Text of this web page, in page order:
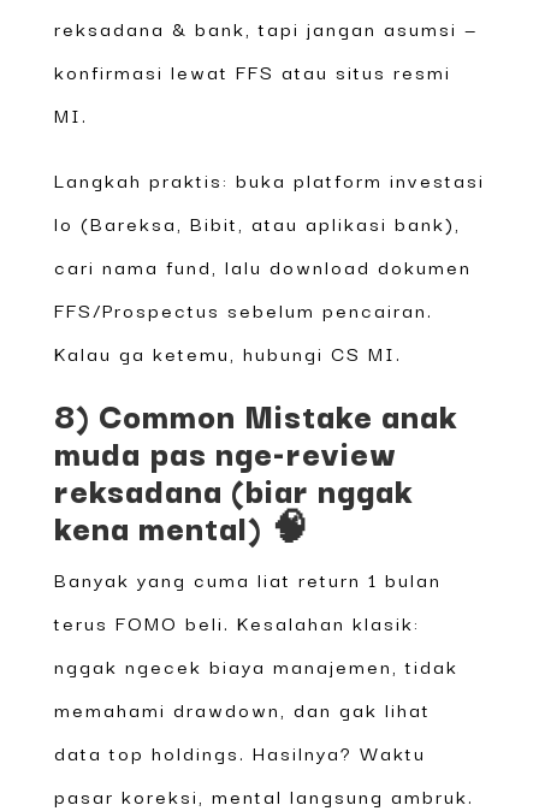
reksadana & bank, tapi jangan asumsi —
konfirmasi lewat FFS atau situs resmi
MI.
Langkah praktis: buka platform investasi
lo (Bareksa, Bibit, atau aplikasi bank),
cari nama fund, lalu download dokumen
FFS/Prospectus sebelum pencairan.
Kalau ga ketemu, hubungi CS MI.
8) Common Mistake anak
muda pas nge-review
reksadana (biar nggak
kena mental) 🧠
Banyak yang cuma liat return 1 bulan
terus FOMO beli. Kesalahan klasik:
nggak ngecek biaya manajemen, tidak
memahami drawdown, dan gak lihat
data top holdings. Hasilnya? Waktu
pasar koreksi, mental langsung ambruk.